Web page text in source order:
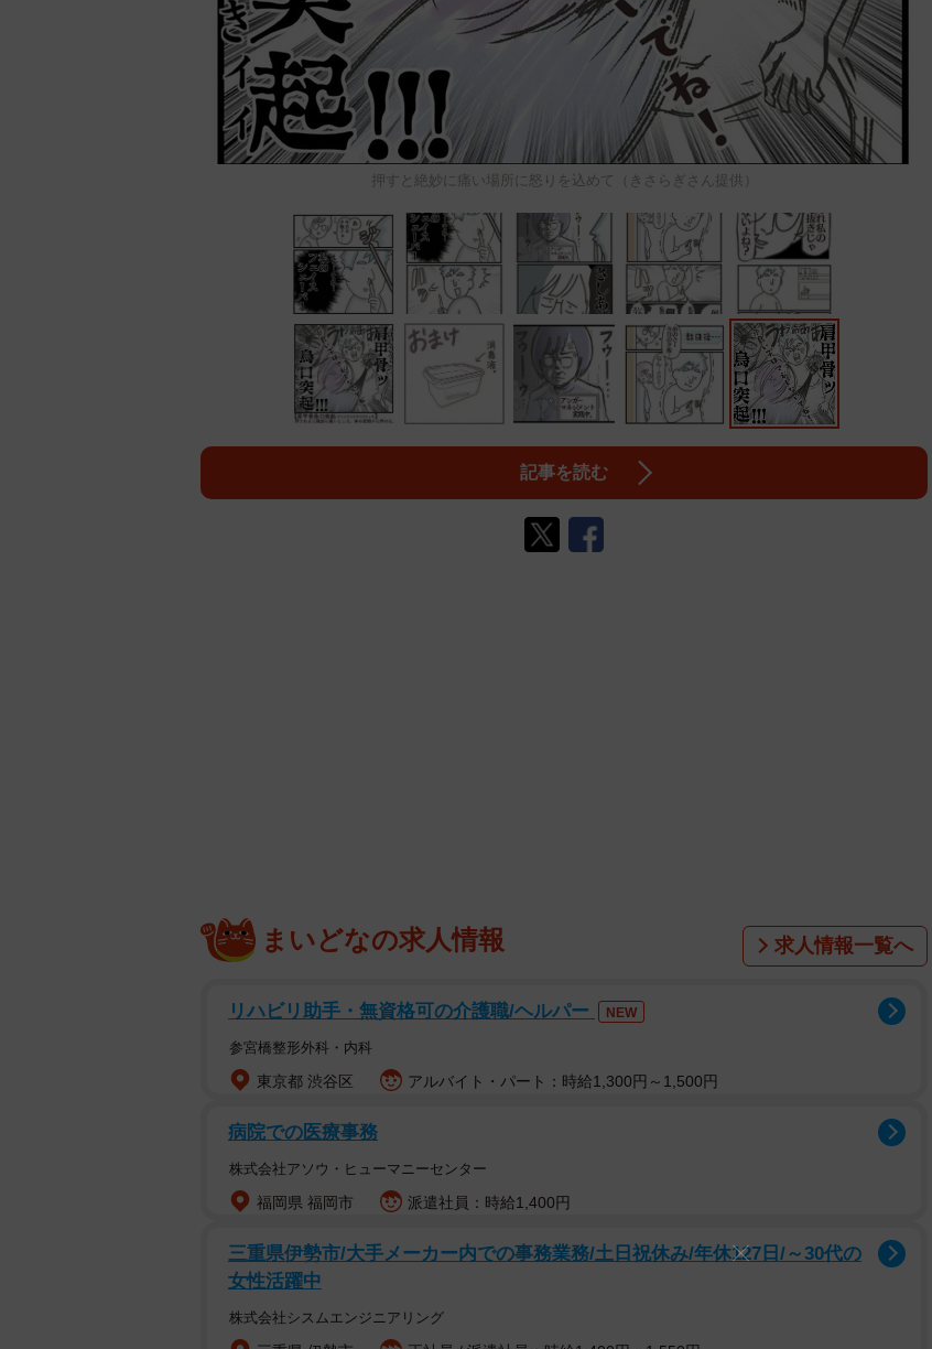
押すと絶妙に痛い場所に怒りを込めて（きさらぎさん提供）
記事を読む
まいどなの求人情報 求人情報一覧へ
リハビリ助手・無資格可の介護職/ヘルパー NEW
参宮橋整形外科・内科
東京都 渋谷区 アルバイト・パート：時給1,300円～1,500円
病院での医療事務
株式会社アソウ・ヒューマニーセンター
福岡県 福岡市 派遣社員：時給1,400円
三重県伊勢市/大手メーカー内での事務業務/土日祝休み/年休127日/～30代の
女性活躍中
株式会社シスムエンジニアリング